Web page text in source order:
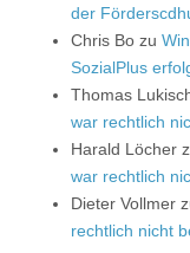
der
Chris Bo zu
SozialPlus
Thomas
war rechtlich
Harald Löcher
war rechtlich
Dieter Vollmer
rechtlich nicht